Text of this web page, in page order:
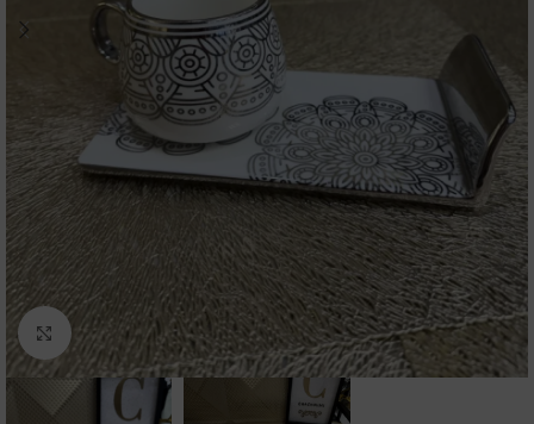
Click to enlarge